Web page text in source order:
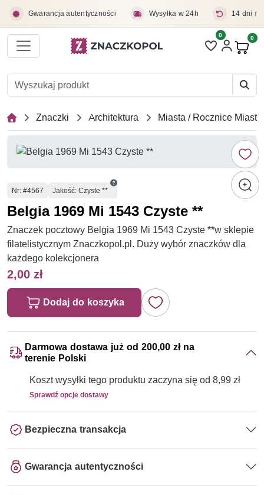
Gwarancja autentyczności Wysyłka w 24h 14 dni
Liczba pozycji
0 0
Znaczki Architektura Miasta / Rocznice Miast
Numer
Nr: #4567 Jakość: Czyste **
Belgia 1969 Mi 1543 Czyste **
Znaczek pocztowy Belgia 1969 Mi 1543 Czyste **w sklepie
filatelistycznym Znaczkopol.pl. Duży wybór znaczków dla
każdego kolekcjonera
2,00 zł
Dodaj do koszyka
Darmowa dostawa już od 200,00 zł na
terenie Polski
Koszt wysyłki tego produktu zaczyna się od 8,99 zł
Sprawdź opcje dostawy
Bezpieczna transakcja
Gwarancja autentyczności